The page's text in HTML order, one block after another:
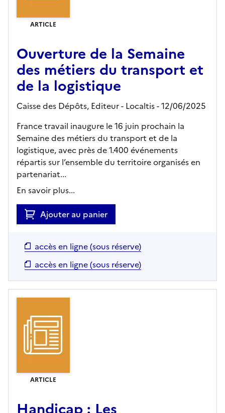
ARTICLE
Ouverture de la Semaine
des métiers du transport et
de la logistique
Caisse des Dépôts, Editeur- Localtis- 12/06/2025
France travail inaugure le 16 juin prochain la
Semaine des métiers du transport et de la
logistique, avec près de 1.400 événements
répartis sur l’ensemble du territoire organisés en
partenariat...
En savoir plus...
Ajouter au panier
accès en ligne (sous réserve)
accès en ligne (sous réserve)
ARTICLE